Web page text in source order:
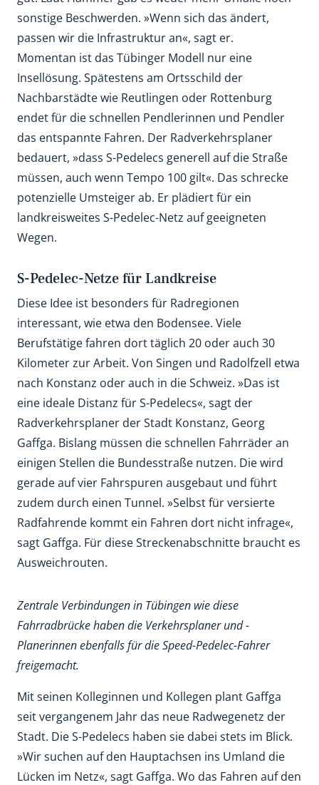
sonstige Beschwerden. »Wenn sich das ändert,
passen wir die Infrastruktur an«, sagt er.
Momentan ist das Tübinger Modell nur eine
Insellösung. Spätestens am Ortsschild der
Nachbarstädte wie Reutlingen oder Rottenburg
endet für die schnellen Pendlerinnen und Pendler
das entspannte Fahren. Der Radverkehrsplaner
bedauert, »dass S-Pedelecs generell auf die Straße
müssen, auch wenn Tempo 100 gilt«. Das schrecke
potenzielle Umsteiger ab. Er plädiert für ein
landkreisweites S-Pedelec-Netz auf geeigneten
Wegen.
S-Pedelec-Netze für Landkreise
Diese Idee ist besonders für Radregionen
interessant, wie etwa den Bodensee. Viele
Berufstätige fahren dort täglich 20 oder auch 30
Kilometer zur Arbeit. Von Singen und Radolfzell etwa
nach Konstanz oder auch in die Schweiz. »Das ist
eine ideale Distanz für S-Pedelecs«, sagt der
Radverkehrsplaner der Stadt Konstanz, Georg
Gaffga. Bislang müssen die schnellen Fahrräder an
einigen Stellen die Bundesstraße nutzen. Die wird
gerade auf vier Fahrspuren ausgebaut und führt
zudem durch einen Tunnel. »Selbst für versierte
Radfahrende kommt ein Fahren dort nicht infrage«,
sagt Gaffga. Für diese Streckenabschnitte braucht es
Ausweichrouten.
Zentrale Verbindungen in Tübingen wie diese
Fahrradbrücke haben die Verkehrsplaner und -
Planerinnen ebenfalls für die Speed-Pedelec-Fahrer
freigemacht.
Mit seinen Kolleginnen und Kollegen plant Gaffga
seit vergangenem Jahr das neue Radwegenetz der
Stadt. Die S-Pedelecs haben sie dabei stets im Blick.
»Wir suchen auf den Hauptachsen ins Umland die
Lücken im Netz«, sagt Gaffga. Wo das Fahren auf den